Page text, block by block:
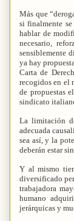
Más que
si finalmente
hablar de
necesario,
sensiblemente
ya hay
Carta de
recogidos en el
de propuestas
sindicato
La limitación
adecuada
sea así, y la
deberán estar
Y al mismo
diversificado
trabajadora
humano
jerárquicas y